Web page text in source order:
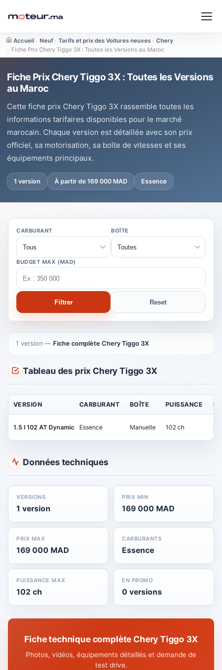
Accueil › Neuf › Tarifs et prix des Voitures neuves › Chery
› Fiche Prix Chery Tiggo 3X : Toutes les Versions au Maroc
Fiche Prix Chery Tiggo 3X : Toutes les Versions
au Maroc
Cette fiche prix Chery Tiggo 3X rassemble toutes les
informations tarifaires disponibles pour le marché
marocain. Chaque version est détaillée avec son prix
officiel, sa motorisation, sa boîte de vitesses et ses
équipements principaux.
1 version À partir de 169 000 MAD Essence
CARBURANT BOÎTE
BUDGET MAX (MAD)
Filtrer Reset
1 version — Fiche complète Chery Tiggo 3X
Tableau des prix Chery Tiggo 3X
VERSION CARBURANT BOÎTE PUISSANCE
1.5 l 102 AT Dynamic Essence Manuelle 102 ch
Données techniques
VERSIONS
1 version
PRIX MIN
169 000 MAD
PRIX MAX
169 000 MAD
CARBURANTS
Essence
PUISSANCE MAX
102 ch
EN PROMO
0 versions
Fiche technique complète Chery Tiggo 3X
Photos, vidéos, équipements détaillés et demande de
test drive.